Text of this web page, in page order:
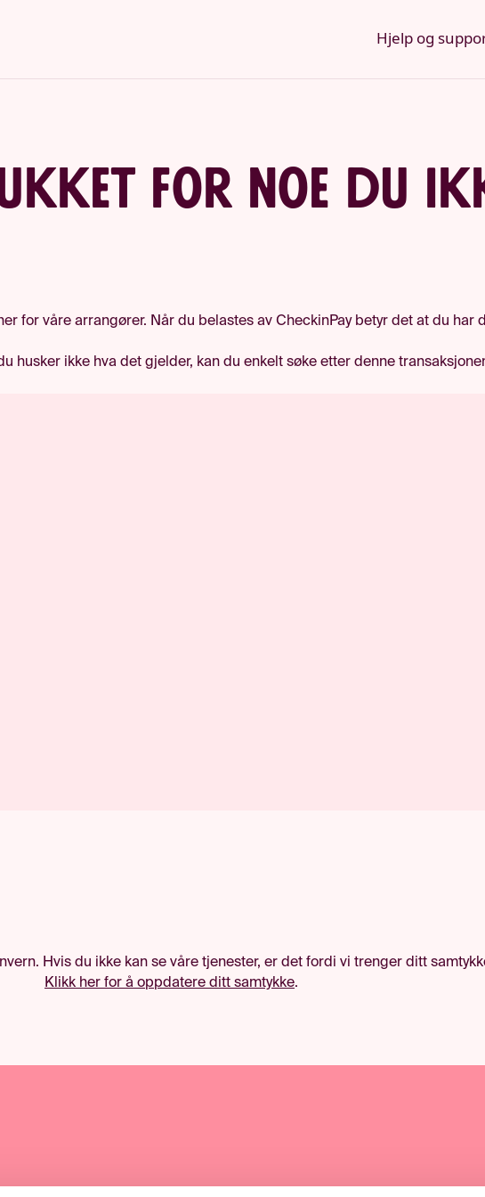
Hjelp og
for noe du
for våre arrangører. Når du belastes av CheckinPay betyr det at du har
husker ikke hva det gjelder, kan du enkelt søke etter denne
Hvis du ikke kan se våre tjenester, er det fordi vi trenger ditt
Klikk her for å oppdatere ditt samtykke.